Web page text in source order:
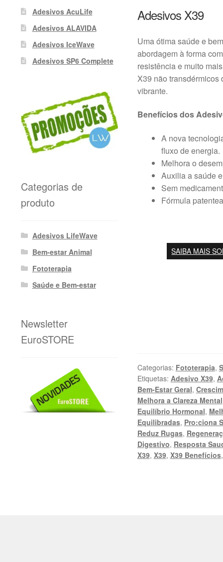
Adesivos X39
Uma ótima saúde e
abordagem à forma
resistência e muito
X39 não transdérmicos
vibrante.
Benefícios dos
A nova
fluxo de energia.
Melhora o
Auxilia a saúde
Sem
Fórmula
SAIBA MAIS
Categorias: Fototerapia,
Etiquetas: Adesivo X39,
Bem-Estar Geral,
Melhora a Clareza Mental
Equilíbrio Hormonal,
Equilibradas, Pro:ciona
Reduz Rugas,
Digestivo, Resposta
X39, X39, X39 Benefícios
Adesivos AcuLife
Adesivos ALAVIDA
Adesivos IceWave
Adesivos SP6 Complete
Categorias de
produto
Adesivos LifeWave
Bem-estar Animal
Fototerapia
Saúde e Bem-estar
Newsletter
EuroSTORE